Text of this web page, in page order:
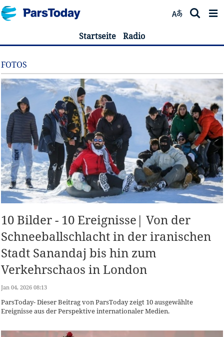
Startseite Radio
FOTOS
10 Bilder - 10 Ereignisse| Von der
Schneeballschlacht in der iranischen
Stadt Sanandaj bis hin zum
Verkehrschaos in London
Jan 04, 2026 08:13
ParsToday- Dieser Beitrag von ParsToday zeigt 10 ausgewählte
Ereignisse aus der Perspektive internationaler Medien.